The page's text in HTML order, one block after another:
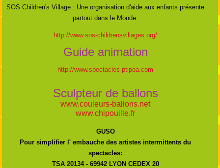
SOS Children's Village : Une organisation d'aide aux enfants présente
partout dans le Monde.
http://www.sos-childrensvillages.org/
Guide animation
http://www.spectacles-ptipoa.com
Sculpteur de ballons
www.couleurs-ballons.net
www.chipouille.fr
GUSO
Pour simplifier l' embauche des artistes intermittents du
spectacles:
TSA 20134 - 69942 LYON CEDEX 20